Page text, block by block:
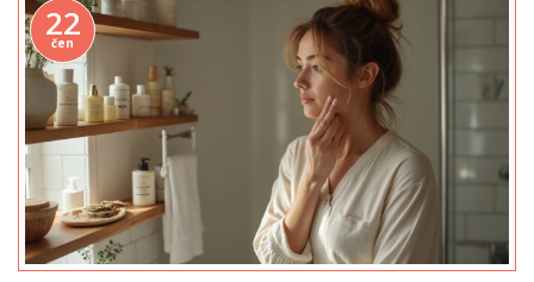
22
čen